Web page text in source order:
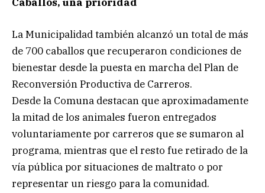
La Municipalidad también alcanzó un total de más
de 700 caballos que recuperaron condiciones de
bienestar desde la puesta en marcha del Plan de
Reconversión Productiva de Carreros.
Desde la Comuna destacan que aproximadamente
la mitad de los animales fueron entregados
voluntariamente por carreros que se sumaron al
programa, mientras que el resto fue retirado de la
vía pública por situaciones de maltrato o por
representar un riesgo para la comunidad.